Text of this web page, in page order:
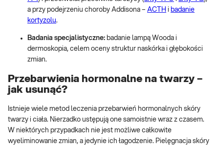
a przy podejrzeniu choroby Addisona – ACTH i badanie
kortyzolu.
Badania specjalistyczne: badanie lampą Wooda i
dermoskopia, celem oceny struktur naskórka i głębokości
zmian.
Przebarwienia hormonalne na twarzy –
jak usunąć?
Istnieje wiele metod leczenia przebarwień hormonalnych skóry
twarzy i ciała. Nierzadko ustępują one samoistnie wraz z czasem.
W niektórych przypadkach nie jest możliwe całkowite
wyeliminowanie zmian, a jedynie ich łagodzenie. Pielęgnacja skóry